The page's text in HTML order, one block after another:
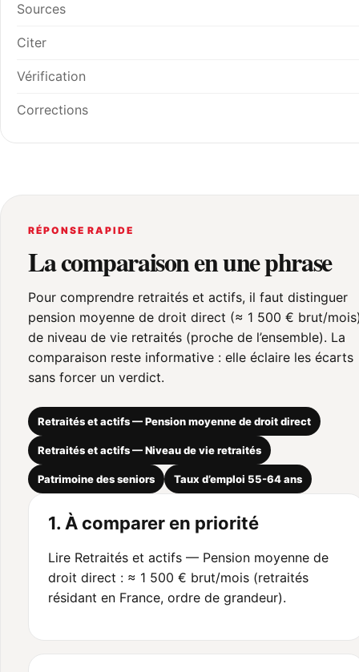
Sources
Citer
Vérification
Corrections
RÉPONSE RAPIDE
La comparaison en une phrase
Pour comprendre retraités et actifs, il faut distinguer
pension moyenne de droit direct (≈ 1 500 € brut/
de niveau de vie retraités (proche de l’ensemble). La
comparaison reste informative : elle éclaire les écarts
sans forcer un verdict.
Retraités et actifs — Pension moyenne de droit direct
Retraités et actifs — Niveau de vie retraités
Patrimoine des seniors Taux d’emploi 55-64 ans
1. À comparer en priorité
Lire Retraités et actifs — Pension moyenne de
droit direct : ≈ 1 500 € brut/mois (retraités
résidant en France, ordre de grandeur).